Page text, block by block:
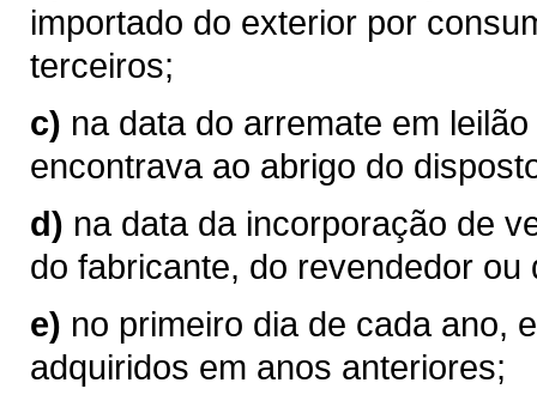
importado do exterior por
terceiros;
c) na data do arremate em
encontrava ao abrigo do
d) na data da incorporação de
do fabricante, do revendedor ou
e) no primeiro dia de cada ano,
adquiridos em anos anteriores;